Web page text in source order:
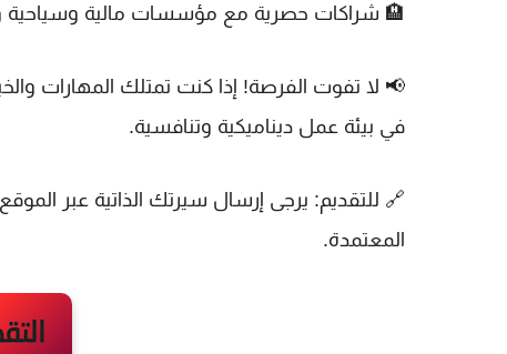
🏨 شراكات حصرية مع مؤسسات مالية وسياحية
📢 لا تفوت الفرصة! إذا كنت تمتلك المهارات
في بيئة عمل ديناميكية وتنافسية.
🔗 للتقديم: يرجى إرسال سيرتك الذاتية عبر
المعتمدة.